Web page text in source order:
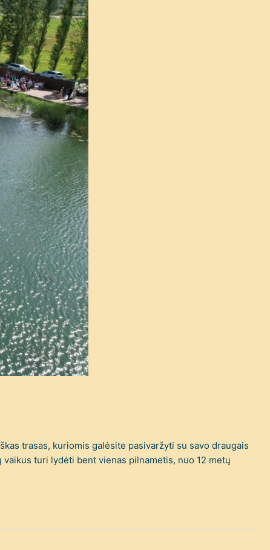
trasas, kuriomis galėsite pasivaržyti su savo draugais
turi lydėti bent vienas pilnametis, nuo 12 metų